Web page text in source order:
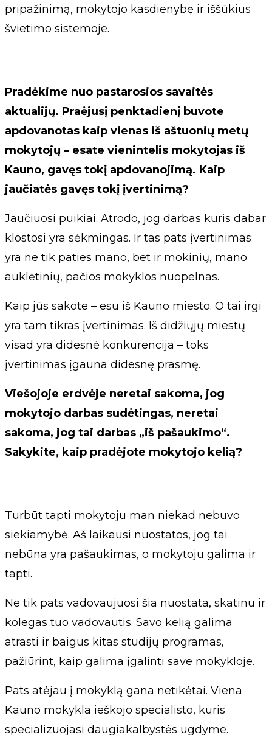
pripažinimą, mokytojo kasdienybę ir iššūkius
švietimo sistemoje.
Pradėkime nuo pastarosios savaitės
aktualijų. Praėjusį penktadienį buvote
apdovanotas kaip vienas iš aštuonių metų
mokytojų – esate vienintelis mokytojas iš
Kauno, gavęs tokį apdovanojimą. Kaip
jaučiatės gavęs tokį įvertinimą?
Jaučiuosi puikiai. Atrodo, jog darbas kuris dabar
klostosi yra sėkmingas. Ir tas pats įvertinimas
yra ne tik paties mano, bet ir mokinių, mano
auklėtinių, pačios mokyklos nuopelnas.
Kaip jūs sakote – esu iš Kauno miesto. O tai irgi
yra tam tikras įvertinimas. Iš didžiųjų miestų
visad yra didesnė konkurencija – toks
įvertinimas įgauna didesnę prasmę.
Viešojoje erdvėje neretai sakoma, jog
mokytojo darbas sudėtingas, neretai
sakoma, jog tai darbas „iš pašaukimo“.
Sakykite, kaip pradėjote mokytojo kelią?
Turbūt tapti mokytoju man niekad nebuvo
siekiamybė. Aš laikausi nuostatos, jog tai
nebūna yra pašaukimas, o mokytoju galima ir
tapti.
Ne tik pats vadovaujuosi šia nuostata, skatinu ir
kolegas tuo vadovautis. Savo kelią galima
atrasti ir baigus kitas studijų programas,
pažiūrint, kaip galima įgalinti save mokykloje.
Pats atėjau į mokyklą gana netikėtai. Viena
Kauno mokykla ieškojo specialisto, kuris
specializuojasi daugiakalbystės ugdyme.